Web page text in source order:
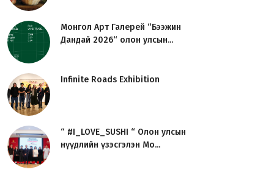
Монгол Арт Галерей “Бээжин
Дандай 2026“ олон улсын...
Infinite Roads Exhibition
“ #I_LOVE_SUSHI “ Олон улсын
нүүдлийн үзэсгэлэн Мо...